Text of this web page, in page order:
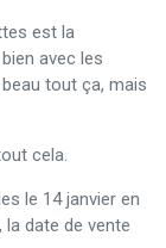
est la
avec les
tout ça, mais
cela.
le 14 janvier en
date de vente